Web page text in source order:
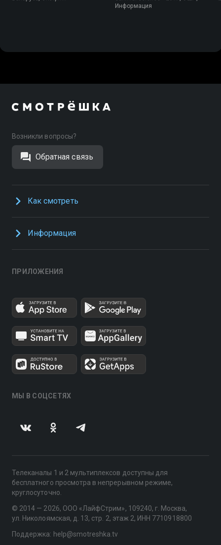
Информация
Возникли вопросы?
Обратная связь
Как смотреть
Информация
ПРИЛОЖЕНИЯ
МЫ В СОЦСЕТЯХ
Телеканалы 1 и 2 мультиплексов доступны для
бесплатного просмотра в непрерывном режиме,
круглосуточно.
© 2014 — 2026, ООО «ЛайфСтрим», 109240, г. Москва,
ул. Николоямская, д. 13, стр. 2, этаж 2, ИНН 7710918800
Поддержка: help@smotreshka.tv